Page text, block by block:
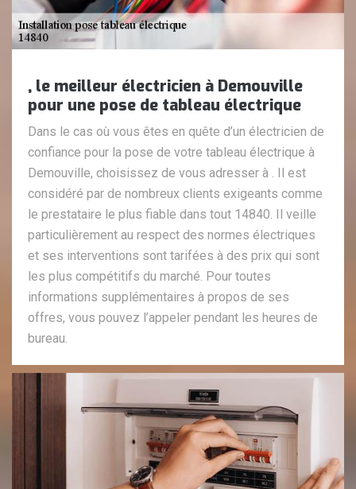
, le meilleur électricien à Demouville
pour une pose de tableau électrique
Dans le cas où vous êtes en quête d’un électricien de
confiance pour la pose de votre tableau électrique à
Demouville, choisissez de vous adresser à . Il est
considéré par de nombreux clients exigeants comme
le prestataire le plus fiable dans tout 14840. Il veille
particulièrement au respect des normes électriques
et ses interventions sont tarifées à des prix qui sont
les plus compétitifs du marché. Pour toutes
informations supplémentaires à propos de ses
offres, vous pouvez l’appeler pendant les heures de
bureau.